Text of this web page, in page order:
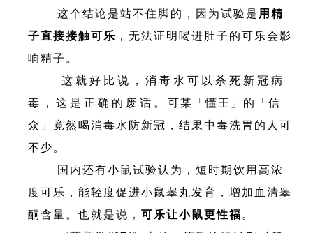
这个结论是站不住脚的，因为试验是用精
子直接接触可乐 ，无法证明喝进肚子的可乐会影
响精子。
这就好比说，消毒水可以杀死新冠病
毒，这是正确的废话。可某「懂王」的「信
众」竟然喝消毒水防新冠，结果中毒洗胃的人可
不少。
国内还有小鼠试验认为，短时期饮用高浓
度可乐，能轻度促进小鼠睾丸发育，增加血清睾
酮含量。也就是说， 可乐让小鼠更性福。